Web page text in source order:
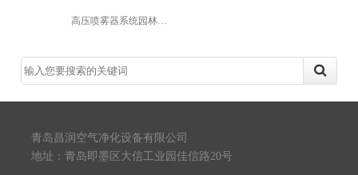
高压喷雾器系统园林景观造雾冷雾森降温...
青岛昌润空气净化设备有限公司
地址：青岛即墨区大信工业园佳信路20号